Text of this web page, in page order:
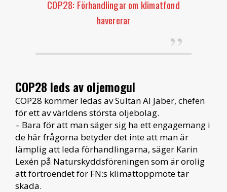
COP28: Förhandlingar om klimatfond
havererar
COP28 leds av oljemogul
COP28 kommer ledas av Sultan Al Jaber, chefen
för ett av världens största oljebolag.
– Bara för att man säger sig ha ett engagemang i
de här frågorna betyder det inte att man är
lämplig att leda förhandlingarna, säger Karin
Lexén på Naturskyddsföreningen som är orolig
att förtroendet för FN:s klimattoppmöte tar
skada.